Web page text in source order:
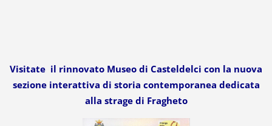
Visitate il rinnovato Museo di Casteldelci con la nuova
sezione interattiva di storia contemporanea dedicata
alla strage di Fragheto